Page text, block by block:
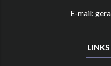
E-mail:
LINKS